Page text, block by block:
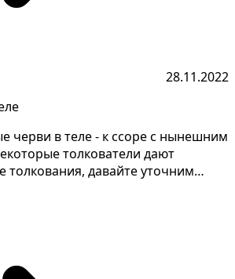
28.11.2022
черви в теле - к ссоре с нынешним
толкователи дают
давайте уточним